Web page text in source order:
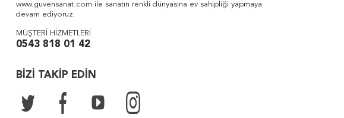
www.guvensanat.com ile sanatın renkli dünyasına ev sahipliği yapmaya
devam ediyoruz.
MÜŞTERİ HİZMETLERİ
0543 818 01 42
BİZİ TAKİP EDİN